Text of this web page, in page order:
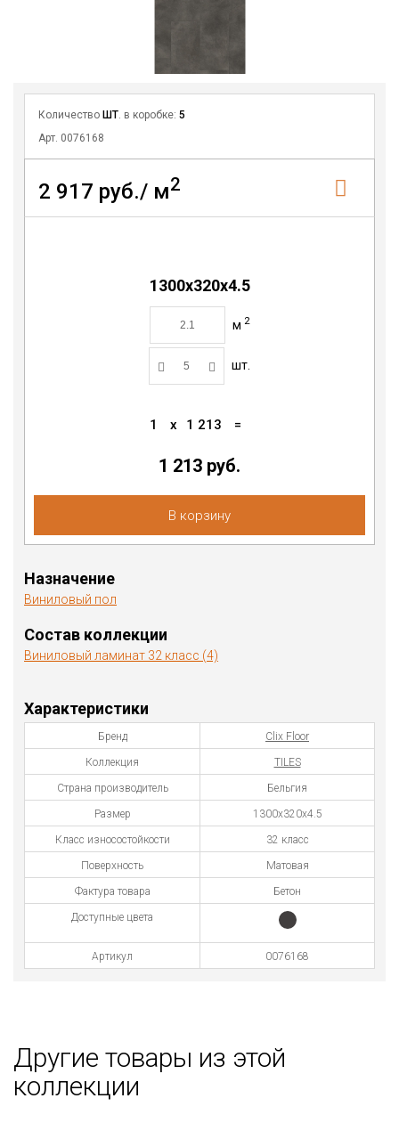
Количество ШТ . в коробке: 5
Арт. 0076168
2 917 руб./ м2
1300х320х4.5
м 2
шт.
1 x 1 213 =
1 213 руб.
В корзину
Назначение
Виниловый пол
Состав коллекции
Виниловый ламинат 32 класс (4)
Характеристики
Бренд Clix Floor
Коллекция TILES
Страна производитель Бельгия
Размер 1300х320х4.5
Класс износостойкости 32 класс
Поверхность Матовая
Фактура товара Бетон
Доступные цвета
Артикул 0076168
Другие товары из этой
коллекции